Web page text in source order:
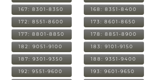
167: 8301-8350 168: 8351-8400
172: 8551-8600 173: 8601-8650
177: 8801-8850 178: 8851-8900
182: 9051-9100 183: 9101-9150
187: 9301-9350 188: 9351-9400
192: 9551-9600 193: 9601-9650